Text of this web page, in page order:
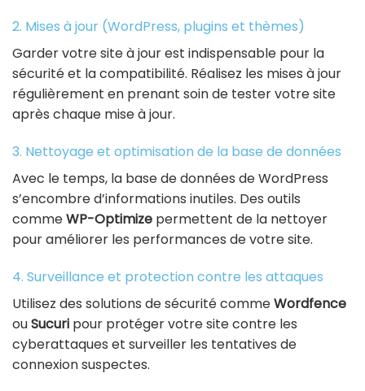
2. Mises à jour (WordPress, plugins et thèmes)
Garder votre site à jour est indispensable pour la
sécurité et la compatibilité. Réalisez les mises à jour
régulièrement en prenant soin de tester votre site
après chaque mise à jour.
3. Nettoyage et optimisation de la base de données
Avec le temps, la base de données de WordPress
s’encombre d’informations inutiles. Des outils
commeWP-Optimize permettent de la nettoyer
pour améliorer les performances de votre site.
4. Surveillance et protection contre les attaques
Utilisez des solutions de sécurité commeWordfence
ouSucuri pour protéger votre site contre les
cyberattaques et surveiller les tentatives de
connexion suspectes.